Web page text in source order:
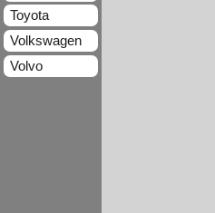
Toyota
Volkswagen
Volvo